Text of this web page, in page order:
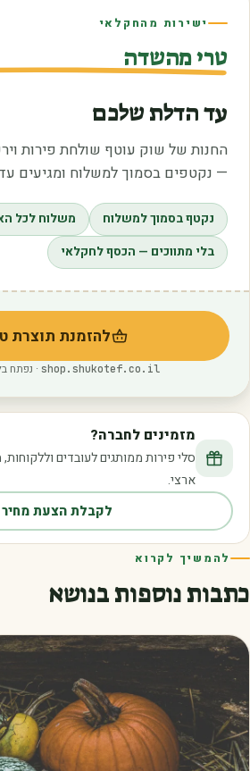
ישירות מהחקלאי
טרי מהשדה
עד הדלת שלכם
החנות של שוק עוטף שולחת פירות
— נקטפים בסמוך למשלוח ומגיעים
נקטף בסמוך למשלוח
משלוח לכל
בלי מתווכים — הכסף לחקלאי
להזמנת תוצרת
(נפתח
shop.shukotef.co.il · נפתח
מזמינים לחברה?
ארצי.
לקבלת הצעת מחיר
להמשיך לקרוא
כתבות נוספות בנושא